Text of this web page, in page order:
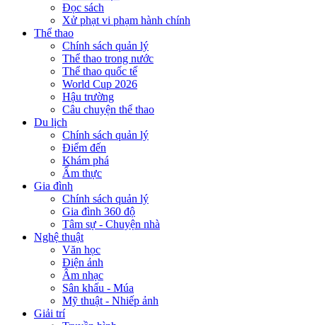
Đọc sách
Xử phạt vi phạm hành chính
Thể thao
Chính sách quản lý
Thể thao trong nước
Thể thao quốc tế
World Cup 2026
Hậu trường
Câu chuyện thể thao
Du lịch
Chính sách quản lý
Điểm đến
Khám phá
Ẩm thực
Gia đình
Chính sách quản lý
Gia đình 360 độ
Tâm sự - Chuyện nhà
Nghệ thuật
Văn học
Điện ảnh
Âm nhạc
Sân khấu - Múa
Mỹ thuật - Nhiếp ảnh
Giải trí